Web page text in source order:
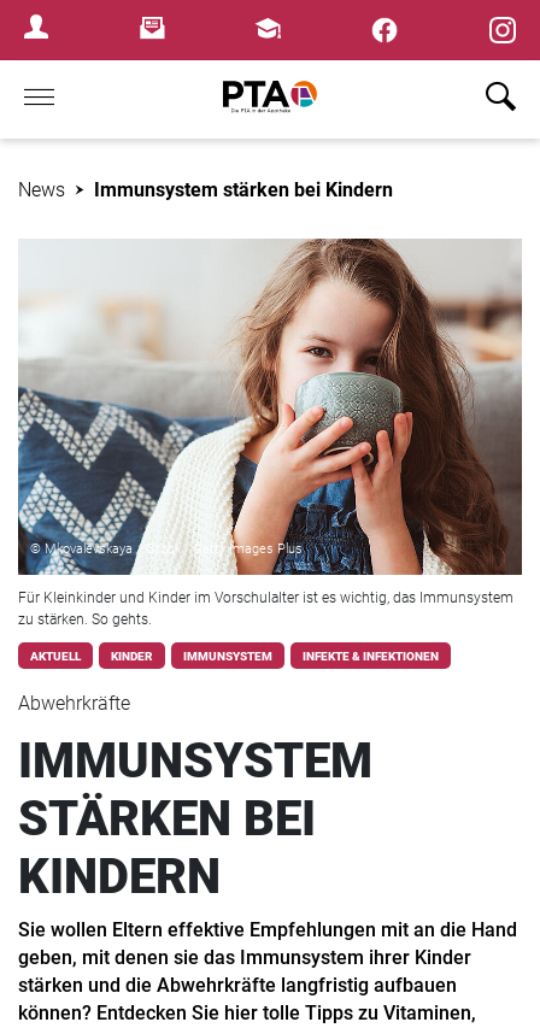
Login MenuNewsletterFortbildungen
Home
News Immunsystem stärken bei Kindern
© Mkovalevskaya / iStock / Getty Images Plus
Für Kleinkinder und Kinder im Vorschulalter ist es wichtig, das Immunsystem
zu stärken. So gehts.
AKTUELL KINDER IMMUNSYSTEM INFEKTE & INFEKTIONEN
Abwehrkräfte
IMMUNSYSTEM
STÄRKEN BEI
KINDERN
Sie wollen Eltern effektive Empfehlungen mit an die Hand
geben, mit denen sie das Immunsystem ihrer Kinder
stärken und die Abwehrkräfte langfristig aufbauen
können? Entdecken Sie hier tolle Tipps zu Vitaminen,
×